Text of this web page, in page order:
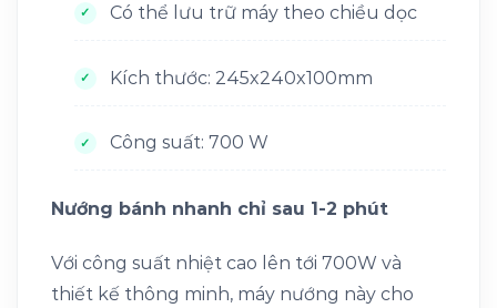
Có thể lưu trữ máy theo chiều dọc
Kích thước: 245x240x100mm
Công suất: 700 W
Nướng bánh nhanh chỉ sau 1-2 phút
Với công suất nhiệt cao lên tới 700W và
thiết kế thông minh, máy nướng này cho